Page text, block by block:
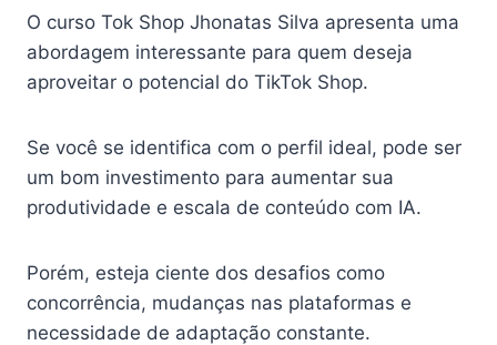
O curso Tok Shop Jhonatas Silva apresenta uma
abordagem interessante para quem deseja
aproveitar o potencial do TikTok Shop.
Se você se identifica com o perfil ideal, pode ser
um bom investimento para aumentar sua
produtividade e escala de conteúdo com IA.
Porém, esteja ciente dos desafios como
concorrência, mudanças nas plataformas e
necessidade de adaptação constante.